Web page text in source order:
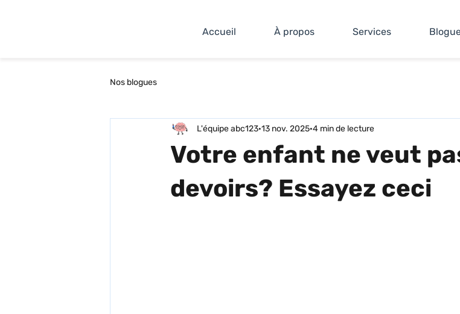
Accueil À propos Services
Nos blogues
Votre enfant ne veut
devoirs? Essayez ceci
L'équipe abc123 13 nov. 2025 4 min de lecture